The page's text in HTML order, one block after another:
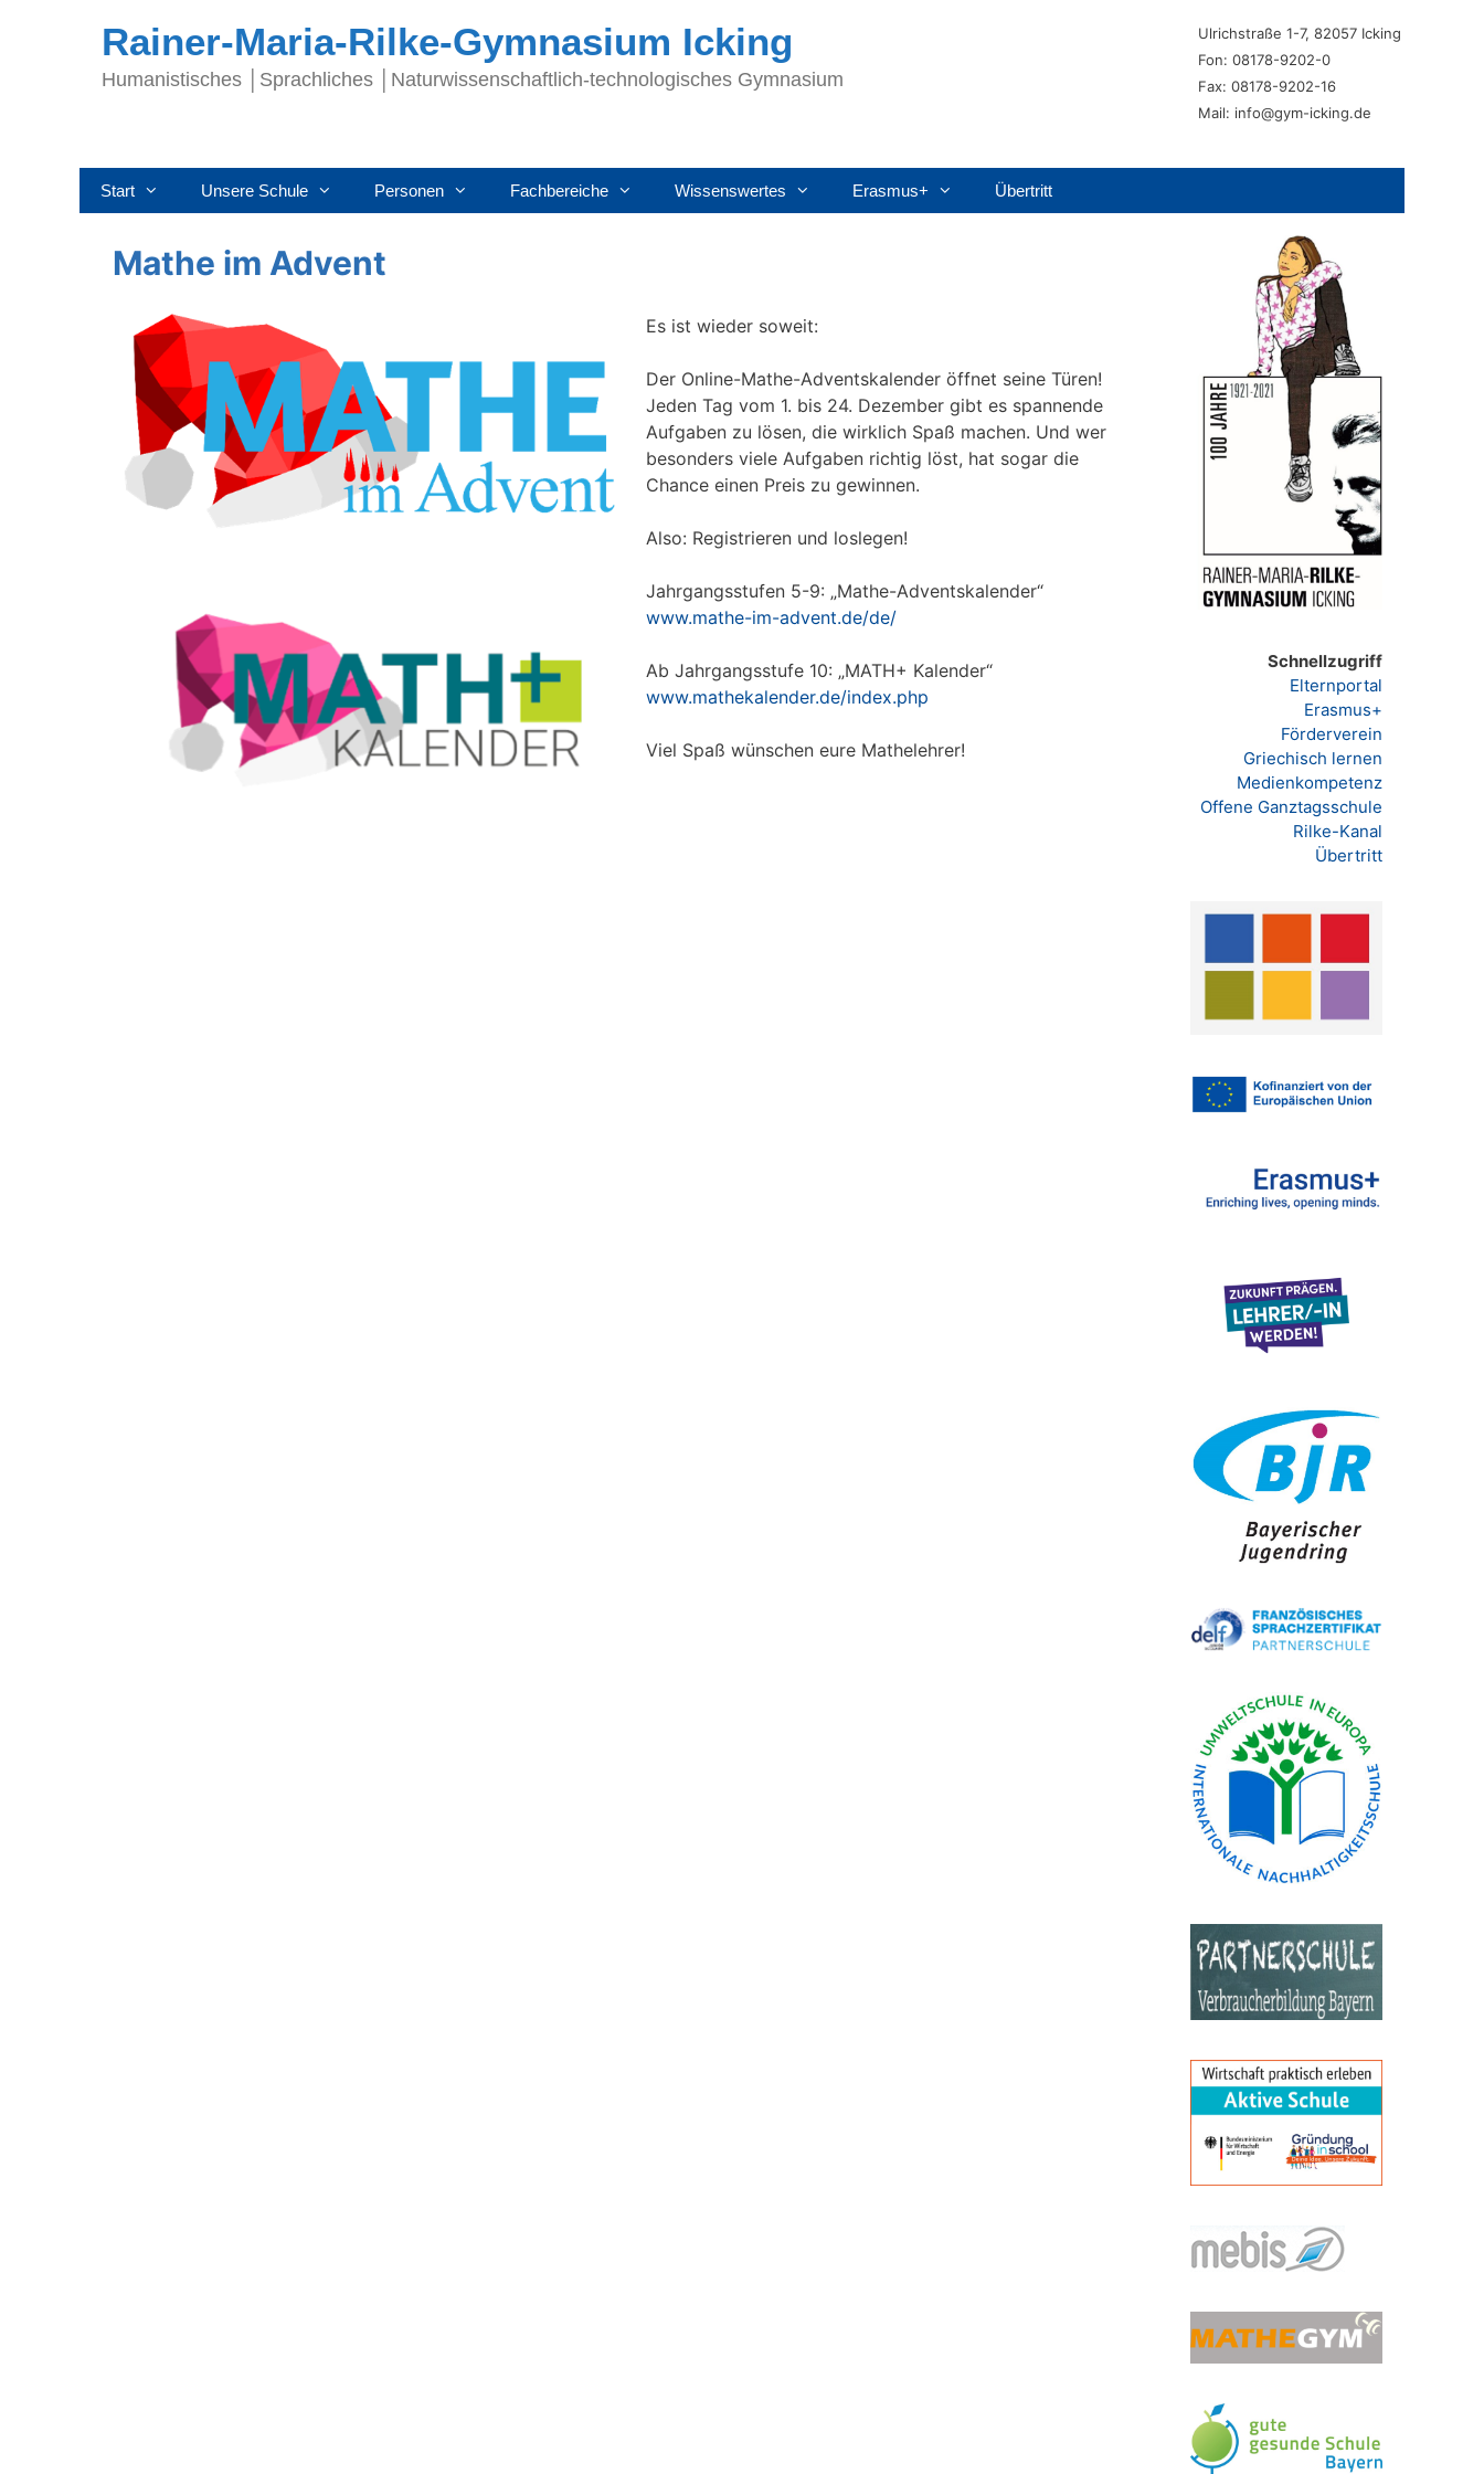
Ulrichstraße 1-7, 82057 Icking
Fon: 08178-9202-0
Fax: 08178-9202-16
Mail: info@gym-icking.de
Rainer-Maria-Rilke-Gymnasium Icking
Humanistisches │Sprachliches │Naturwissenschaftlich-technologisches Gymnasium
Start Unsere Schule Personen Fachbereiche Wissenswertes Erasmus+ Übertritt
Mathe im Advent
Es ist wieder soweit:
Der Online-Mathe-Adventskalender öffnet seine Türen!
Jeden Tag vom 1. bis 24. Dezember gibt es spannende
Aufgaben zu lösen, die wirklich Spaß machen. Und wer
besonders viele Aufgaben richtig löst, hat sogar die
Chance einen Preis zu gewinnen.
Also: Registrieren und loslegen!
Jahrgangsstufen 5-9: „Mathe-Adventskalender“
www.mathe-im-advent.de/de/
Ab Jahrgangsstufe 10: „MATH+ Kalender“
www.mathekalender.de/index.php
Viel Spaß wünschen eure Mathelehrer!
Schnellzugriff
Elternportal
Erasmus+
Förderverein
Griechisch lernen
Medienkompetenz
Offene Ganztagsschule
Rilke-Kanal
Übertritt